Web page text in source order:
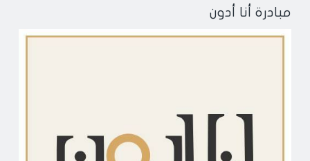
مبادرة أنا أدون